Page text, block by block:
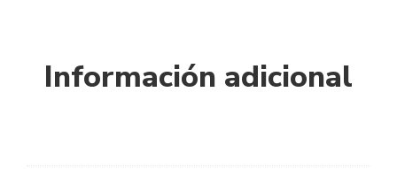
Información adicional